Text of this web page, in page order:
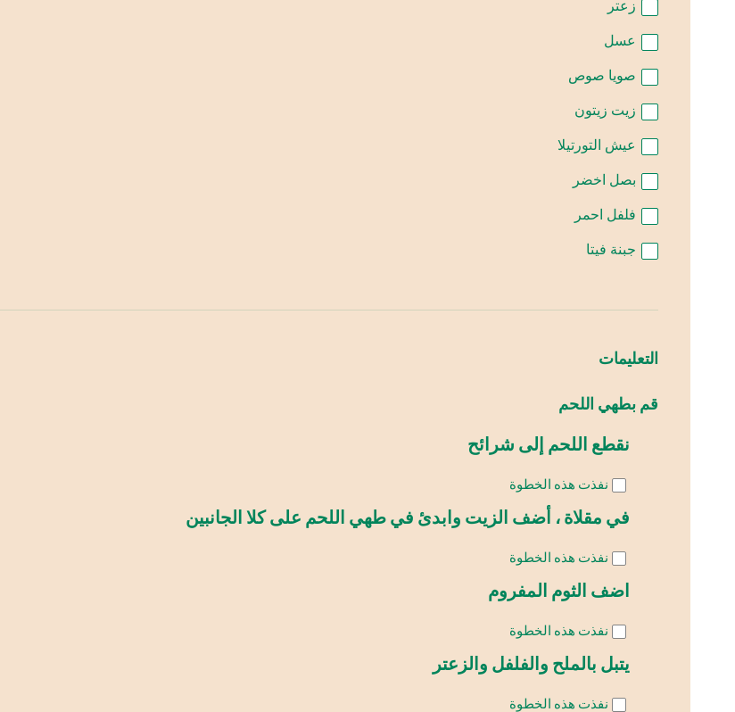
زعتر
عسل
صويا صوص
زيت زيتون
عيش التورتيلا
بصل اخضر
فلفل احمر
جبنة فيتا
التعليمات
قم بطهي اللحم
نقطع اللحم إلى شرائح
نفذت هذه الخطوة
في مقلاة ، أضف الزيت وابدئ في طهي اللحم على كلا الجانبين
نفذت هذه الخطوة
اضف الثوم المفروم
نفذت هذه الخطوة
يتبل بالملح والفلفل والزعتر
نفذت هذه الخطوة